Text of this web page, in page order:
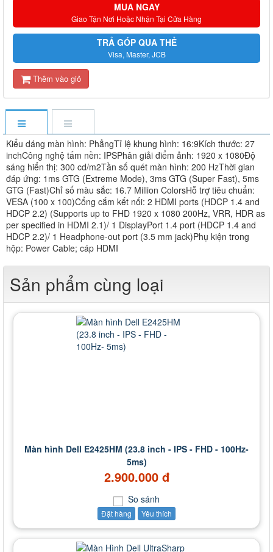
MUA NGAY
Giao Tận Nơi Hoặc Nhận Tại Cửa Hàng
TRẢ GÓP QUA THẺ
Visa, Master, JCB
Thêm vào giỏ
Kiểu dáng màn hình: PhẳngTỉ lệ khung hình: 16:9Kích thước: 27
inchCông nghệ tấm nền: IPSPhân giải điểm ảnh: 1920 x 1080Độ
sáng hiển thị: 300 cd/m2Tần số quét màn hình: 200 HzThời gian
đáp ứng: 1ms GTG (Extreme Mode), 3ms GTG (Super Fast), 5ms
GTG (Fast)Chỉ số màu sắc: 16.7 Million ColorsHỗ trợ tiêu chuẩn:
VESA (100 x 100)Cổng cắm kết nối: 2 HDMI ports (HDCP 1.4 and
HDCP 2.2) (Supports up to FHD 1920 x 1080 200Hz, VRR, HDR as
per specified in HDMI 2.1)/ 1 DisplayPort 1.4 port (HDCP 1.4 and
HDCP 2.2)/ 1 Headphone-out port (3.5 mm jack)Phụ kiện trong
hộp: Power Cable; cáp HDMI
Sản phẩm cùng loại
Màn hình Dell E2425HM (23.8 inch - IPS - FHD - 100Hz-
5ms)
2.900.000 đ
So sánh
Đặt hàng Yêu thích